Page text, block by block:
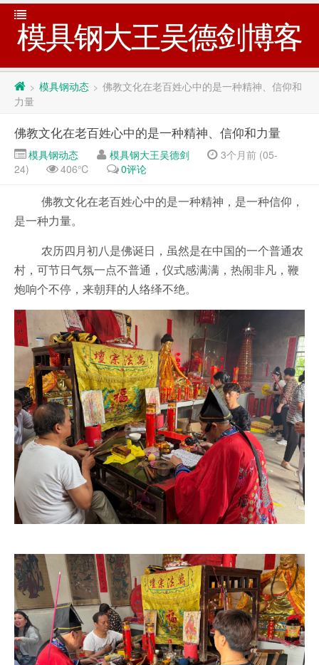
模具钢大王吴德剑博客
> 模具钢动态 > 佛教文化在老百姓心中的是一种精神、信仰和
力量
佛教文化在老百姓心中的是一种精神、信仰和力量
模具钢动态 模具钢大王吴德剑
3个月前 (05-
24)
406℃ 0评论
佛教文化在老百姓心中的是一种精神，是一种信仰，
是一种力量。
农历四月初八是佛诞日，虽然是在中国的一个普通农
村，可节日气氛一点不普通，仪式感满满，热闹非凡，鞭
炮响个不停，来朝拜的人络绎不绝。